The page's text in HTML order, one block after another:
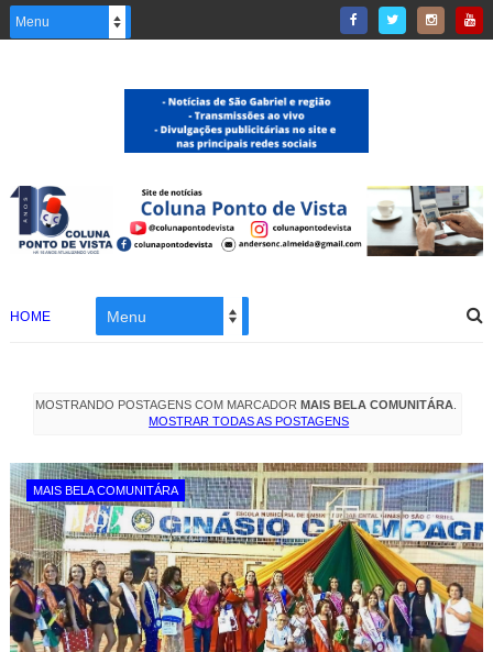
HOME
MOSTRANDO POSTAGENS COM MARCADORMAIS BELA COMUNITÁRA
MOSTRAR TODAS AS POSTAGENS
MAIS BELA COMUNITÁRA